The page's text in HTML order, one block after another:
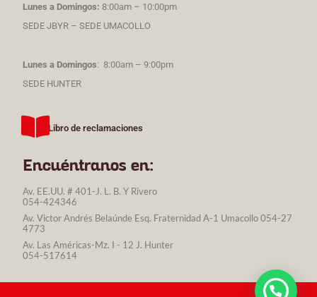
Lunes a Domingos: 8:00am – 10:00pm
SEDE JBYR – SEDE UMACOLLO
Lunes a Domingos: 8:00am – 9:00pm
SEDE HUNTER
Libro de reclamaciones
Encuéntranos en:
Av. EE.UU. # 401-J. L. B. Y Rivero
054-424346
Av. Victor Andrés Belaúnde Esq. Fraternidad A-1 Umacollo 054-27
4773
Av. Las Américas-Mz. I - 12 J. Hunter
054-517614